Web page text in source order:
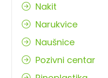
Nakit
Narukvice
Naušnice
Pozivni centar